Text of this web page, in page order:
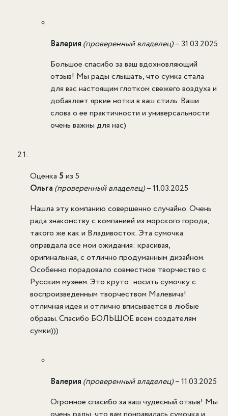
Валерия (проверенный владелец)– 31.03.2025
Большое спасибо за ваш вдохновляющий
отзыв! Мы рады слышать, что сумка стала
для вас настоящим глотком свежего воздуха и
добавляет яркие нотки в ваш стиль. Ваши
слова о ее практичности и универсальности
очень важны для нас)
Оценка 5 из 5
Ольга (проверенный владелец)–11.03.2025
Нашла эту компанию совершенно случайно. Очень
рада знакомству с компанией из морского города,
такого же как и Владивосток. Эта сумочка
оправдала все мои ожидания: красивая,
оригинальная, с отлично продуманным дизайном.
Особенно порадовало совместное творчество с
Русским музеем. Это круто: носить сумочку с
воспроизведенным творчеством Малевича!
отличная идея и отлично вписывается в любые
образы. Спасибо БОЛЬШОЕ всем создателям
сумки)))
Валерия (проверенный владелец)–11.03.2025
Огромное спасибо за ваш чудесный отзыв! Мы